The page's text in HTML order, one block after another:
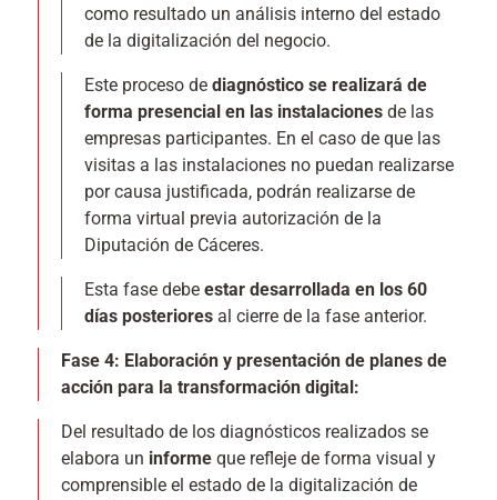
como resultado un análisis interno del estado
de la digitalización del negocio.
Este proceso de diagnóstico se realizará de
forma presencial en las instalacionesde las
empresas participantes. En el caso de que las
visitas a las instalaciones no puedan realizarse
por causa justificada, podrán realizarse de
forma virtual previa autorización de la
Diputación de Cáceres.
Esta fase debe estar desarrollada en los 60
días posteriores al cierre de la fase anterior.
Fase 4: Elaboración y presentación de planes de
acción para la transformación digital:
Del resultado de los diagnósticos realizados se
elabora un informeque refleje de forma visual y
comprensible el estado de la digitalización de